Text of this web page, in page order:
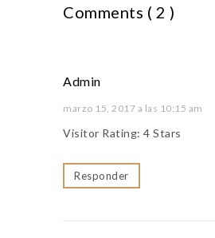
Comments ( 2 )
Admin
marzo 15, 2017 a las 10:15 am
Visitor Rating: 4 Stars
Responder